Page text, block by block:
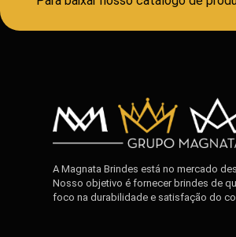
A Magnata Brindes está no mercado
Nosso objetivo é fornecer brindes de
foco na durabilidade e satisfação do